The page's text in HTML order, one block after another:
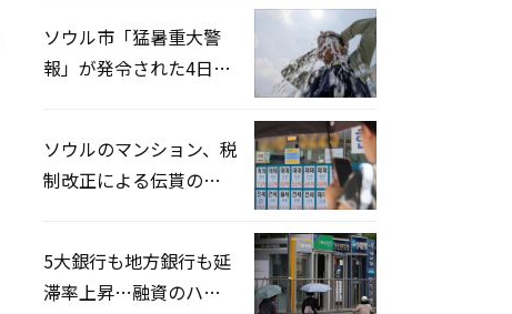
ソウル市「猛暑重大警
報」が発令された4日、
ソウルのマンション、税
制改正による伝貰の月
5大銀行も地方銀行も延
滞率上昇…融資のハー